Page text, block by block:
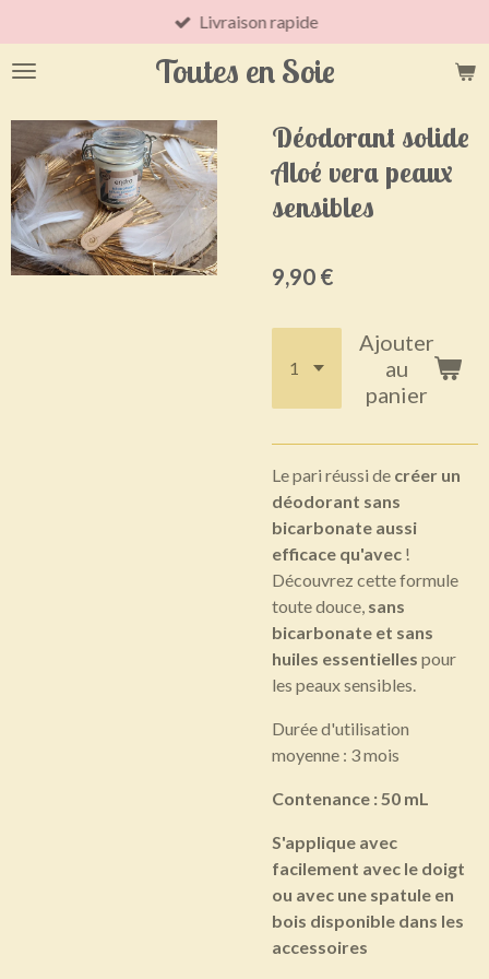
au
contenu
Toutes en Soie
Livraison rapide
Déodorant solide
Aloé vera peaux
sensibles
9,90 €
Ajouter
au
panier
Le pari réussi de créer un
déodorant sans
bicarbonate aussi
efficace qu'avec !
Découvrez cette formule
toute douce, sans
bicarbonate et sans
huiles essentielles pour
les peaux sensibles.
Durée d'utilisation
moyenne : 3 mois
Contenance : 50 mL
S'applique avec
facilement avec le doigt
ou avec une spatule en
bois disponible dans les
accessoires